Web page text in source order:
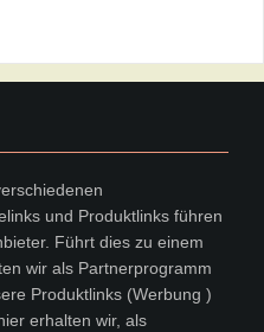
und Produktlinks führen
Führt dies zu einem
wir als Partnerprogramm
Produktlinks (Werbung )
erhalten wir, als